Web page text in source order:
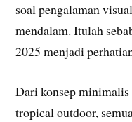
soal pengalaman
mendalam. Itulah
2025 menjadi
Dari konsep
tropical outdoor,